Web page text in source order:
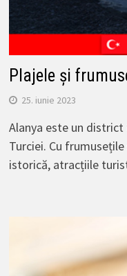
Plajele și
25. iunie 2023
Alanya este un
Turciei. Cu
istorică, atracțiile